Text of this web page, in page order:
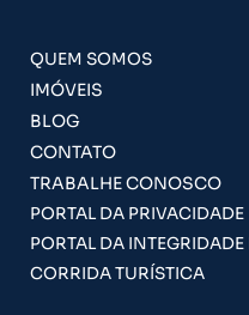
QUEM SOMOS
IMÓVEIS
BLOG
CONTATO
TRABALHE CONOSCO
PORTAL DA PRIVACIDADE
PORTAL DA INTEGRIDADE
CORRIDA TURÍSTICA